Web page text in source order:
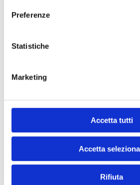
Preferenze
Statistiche
Marketing
Accetta tutti
Accetta
Rifiuta